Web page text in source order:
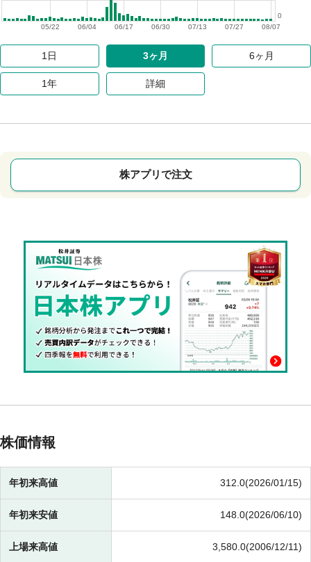
08/07
07/27
07/13
06/30
06/17
06/04
05/22
0
1日 3ヶ月 6ヶ月
1年 詳細
株アプリで注文
株価情報
年初来高値 312.0(2026/01/15)
年初来安値 148.0(2026/06/10)
上場来高値 3,580.0(2006/12/11)